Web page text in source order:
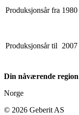
Produksjonsår fra 1980
Produksjonsår til 2007
Din nåværende region
Norge
© 2026 Geberit AS